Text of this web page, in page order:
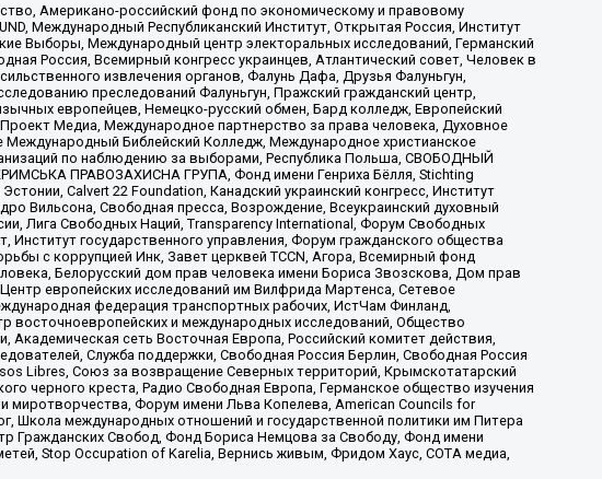
Американо-российский фонд по экономическому и правовому
Международный Республиканский Институт, Открытая Россия, Институт
Выборы, Международный центр электоральных исследований, Германский
Россия, Всемирный конгресс украинцев, Атлантический совет, Человек в
извлечения органов, Фалунь Дафа, Друзья Фалуньгун,
преследований Фалуньгун, Пражский гражданский центр,
европейцев, Немецко-русский обмен, Бард колледж, Европейский
Медиа, Международное партнерство за права человека, Духовное
Международный Библейский Колледж, Международное христианское
по наблюдению за выборами, Республика Польша, СВОБОДНЫЙ
ПРАВОЗАХИСНА ГРУПА, Фонд имени Генриха Бёлля, Stichting
Calvert 22 Foundation, Канадский украинский конгресс, Институт
Вильсона, Свободная пресса, Возрождение, Всеукраинский духовный
Лига Свободных Наций, Transparеncy International, Форум Свободных
государственного управления, Форум гражданского общества
с коррупцией Инк, Завет церквей TCCN, Агора, Всемирный фонд
Белорусский дом прав человека имени Бориса Звозскова, Дом прав
европейских исследований им Вилфрида Мартенса, Сетевое
федерация транспортных рабочих, ИстЧам Финланд,
восточноевропейских и международных исследований, Общество
сеть Восточная Европа, Российский комитет действия,
Служба поддержки, Свободная Россия Берлин, Свободная Россия
Libres, Союз за возвращение Северных территорий, Крымскотатарский
черного креста, Радио Свободная Европа, Германское общество изучения
Форум имени Льва Копелева, American Councils for
Школа международных отношений и государственной политики им Питера
Гражданских Свобод, Фонд Бориса Немцова за Свободу, Фонд имени
Stop Occupation of Karelia, Вернись живым, Фридом Хаус, СОТА медиа,